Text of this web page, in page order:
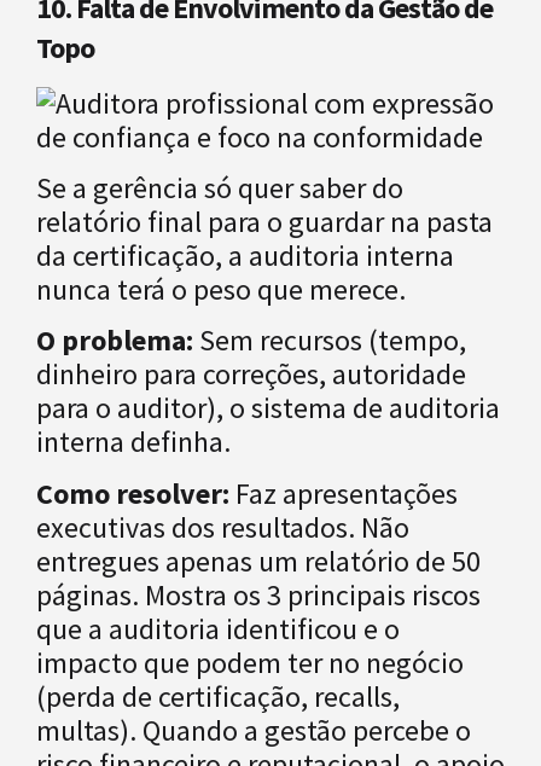
Topo
Se a gerência só quer saber do
relatório final para o guardar na pasta
da certificação, a auditoria interna
nunca terá o peso que merece.
O problema: Sem recursos (tempo,
dinheiro para correções, autoridade
para o auditor), o sistema de auditoria
interna definha.
Como resolver: Faz apresentações
executivas dos resultados. Não
entregues apenas um relatório de 50
páginas. Mostra os 3 principais riscos
que a auditoria identificou e o
impacto que podem ter no negócio
(perda de certificação, recalls,
multas). Quando a gestão percebe o